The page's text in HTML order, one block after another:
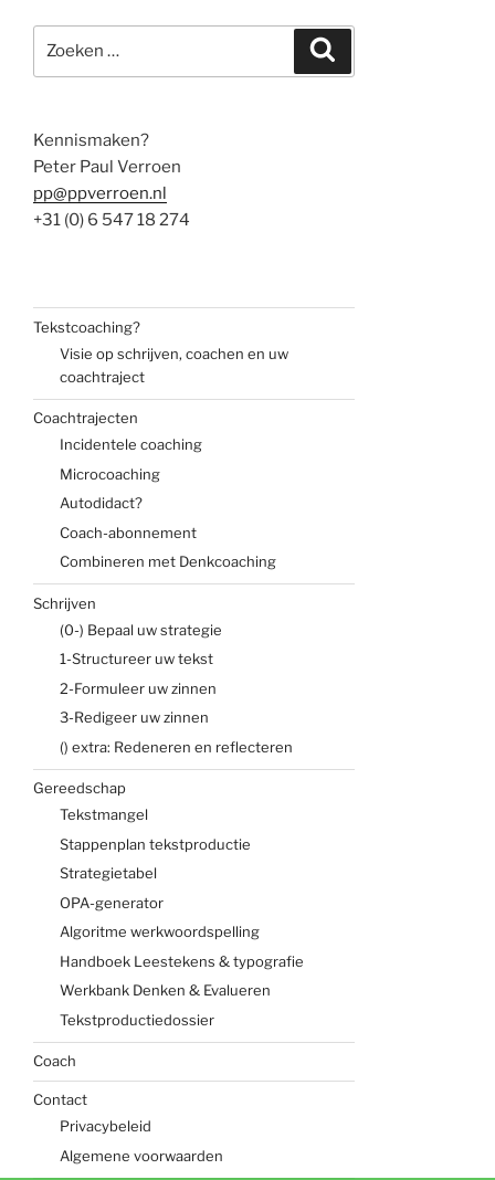
naar:
Kennismaken?
Peter Paul Verroen
pp@ppverroen.nl
+31 (0) 6 547 18 274
Tekstcoaching?
Visie op schrijven, coachen en uw
coachtraject
Coachtrajecten
Incidentele coaching
Microcoaching
Autodidact?
Coach-abonnement
Combineren met Denkcoaching
Schrijven
(0-) Bepaal uw strategie
1-Structureer uw tekst
2-Formuleer uw zinnen
3-Redigeer uw zinnen
() extra: Redeneren en reflecteren
Gereedschap
Tekstmangel
Stappenplan tekstproductie
Strategietabel
OPA-generator
Algoritme werkwoordspelling
Handboek Leestekens & typografie
Werkbank Denken & Evalueren
Tekstproductiedossier
Coach
Contact
Privacybeleid
Algemene voorwaarden